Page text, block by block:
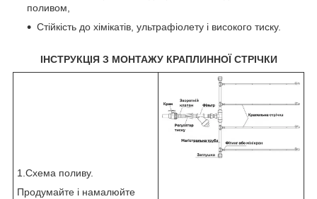
поливом,
Стійкість до хімікатів, ультрафіолету і високого тиску.
ІНСТРУКЦІЯ З МОНТАЖУ КРАПЛИННОЇ СТРІЧКИ
1.Схема поливу.
Продумайте і намалюйте